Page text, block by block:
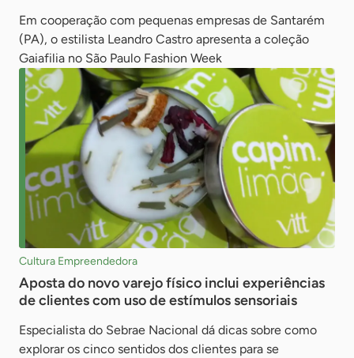
Em cooperação com pequenas empresas de Santarém
(PA), o estilista Leandro Castro apresenta a coleção
Gaiafilia no São Paulo Fashion Week
Cultura Empreendedora
Aposta do novo varejo físico inclui experiências
de clientes com uso de estímulos sensoriais
Especialista do Sebrae Nacional dá dicas sobre como
explorar os cinco sentidos dos clientes para se